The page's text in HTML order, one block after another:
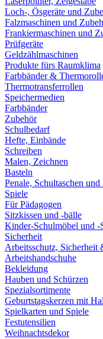
Loch-, Ösgeräte und
Falzmaschinen und
Frankiermaschinen und
Prüfgeräte
Geldzählmaschinen
Produkte fürs Raumklima
Farbbänder &
Thermotransferrollen
Speichermedien
Farbbänder
Zubehör
Schulbedarf
Hefte, Einbände
Schreiben
Malen, Zeichnen
Basteln
Penale, Schultaschen
Spiele
Für Pädagogen
Sitzkissen und -bälle
Kinder-Schulmöbel und -
Sicherheit
Arbeitsschutz, Sicherheit
Arbeitshandschuhe
Bekleidung
Hauben und Schürzen
Spezialsortimente
Geburtstagskerzen mit
Spielkarten und Spiele
Festutensilien
Weihnachtsdekor